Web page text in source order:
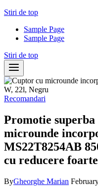
Skip
content
Stiri de top
Sample Page
Sample Page
Stiri de top
Recomandari
Promotie
microunde
MS22T8254AB
cu reducere
ByGheorghe Marian